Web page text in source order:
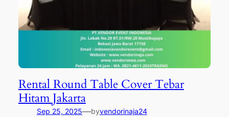
Rental Round Table Cover Tebar
Hitam Jakarta
Sep 25, 2025—byvendorinaja24